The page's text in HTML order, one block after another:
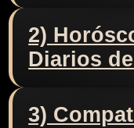
2)
Diarios
3)